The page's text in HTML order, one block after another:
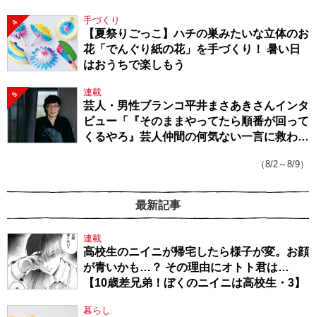
4 手づくり
【夏祭りごっこ】ハチの巣みたいな立体のお
花「でんぐり紙の花」を手づくり！ 暑い日
はおうちで楽しもう
5 連載
芸人・男性ブランコ平井まさあきさんインタ
ビュー「『そのままやってたら順番が回って
くるやろ』芸人仲間の何気ない一言に救われ
（8/2～8/9）
最新記事
連載
高校生のニイニが帰宅したら様子が変。お顔
が青いかも…？ その理由にオトト君は…
【10歳差兄弟！ぼくのニイニは高校生・3】
暮らし